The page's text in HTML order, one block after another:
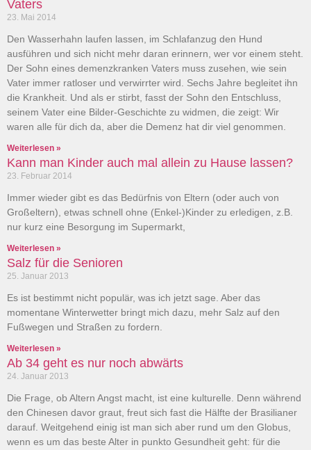
Vaters
23. Mai 2014
Den Wasserhahn laufen lassen, im Schlafanzug den Hund
ausführen und sich nicht mehr daran erinnern, wer vor einem steht.
Der Sohn eines demenzkranken Vaters muss zusehen, wie sein
Vater immer ratloser und verwirrter wird. Sechs Jahre begleitet ihn
die Krankheit. Und als er stirbt, fasst der Sohn den Entschluss,
seinem Vater eine Bilder-Geschichte zu widmen, die zeigt: Wir
waren alle für dich da, aber die Demenz hat dir viel genommen.
Weiterlesen »
Kann man Kinder auch mal allein zu Hause lassen?
23. Februar 2014
Immer wieder gibt es das Bedürfnis von Eltern (oder auch von
Großeltern), etwas schnell ohne (Enkel-)Kinder zu erledigen, z.B.
nur kurz eine Besorgung im Supermarkt,
Weiterlesen »
Salz für die Senioren
25. Januar 2013
Es ist bestimmt nicht populär, was ich jetzt sage. Aber das
momentane Winterwetter bringt mich dazu, mehr Salz auf den
Fußwegen und Straßen zu fordern.
Weiterlesen »
Ab 34 geht es nur noch abwärts
24. Januar 2013
Die Frage, ob Altern Angst macht, ist eine kulturelle. Denn während
den Chinesen davor graut, freut sich fast die Hälfte der Brasilianer
darauf. Weitgehend einig ist man sich aber rund um den Globus,
wenn es um das beste Alter in punkto Gesundheit geht: für die